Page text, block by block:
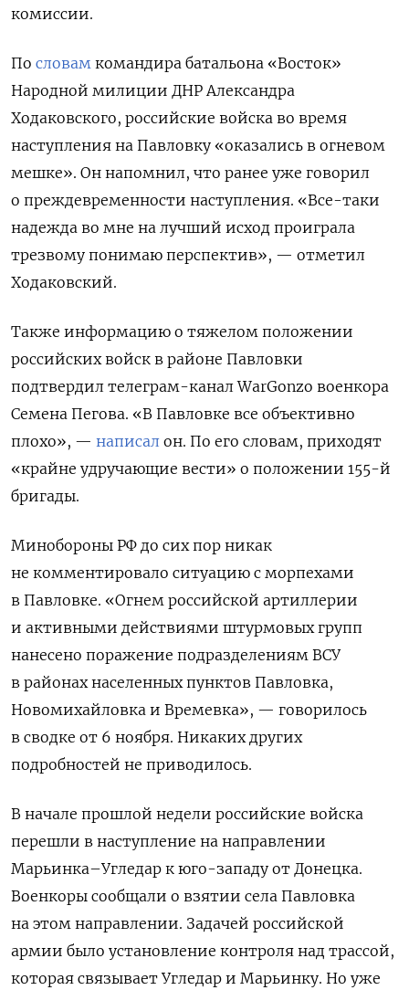
комиссии.
По словам командира батальона «Восток»
Народной милиции ДНР Александра
Ходаковского, российские войска во время
наступления на Павловку «оказались в огневом
мешке». Он напомнил, что ранее уже говорил
о преждевременности наступления. «Все-таки
надежда во мне на лучший исход проиграла
трезвому понимаю перспектив», — отметил
Ходаковский.
Также информацию о тяжелом положении
российских войск в районе Павловки
подтвердил телеграм-канал WarGonzo военкора
Семена Пегова. «В Павловке все объективно
плохо», — написал он. По его словам, приходят
«крайне удручающие вести» о положении 155-й
бригады.
Минобороны РФ до сих пор никак
не комментировало ситуацию с морпехами
в Павловке. «Огнем российской артиллерии
и активными действиями штурмовых групп
нанесено поражение подразделениям ВСУ
в районах населенных пунктов Павловка,
Новомихайловка и Времевка», — говорилось
в сводке от 6 ноября. Никаких других
подробностей не приводилось.
В начале прошлой недели российские войска
перешли в наступление на направлении
Марьинка–Угледар к юго-западу от Донецка.
Военкоры сообщали о взятии села Павловка
на этом направлении. Задачей российской
армии было установление контроля над трассой,
которая связывает Угледар и Марьинку. Но уже